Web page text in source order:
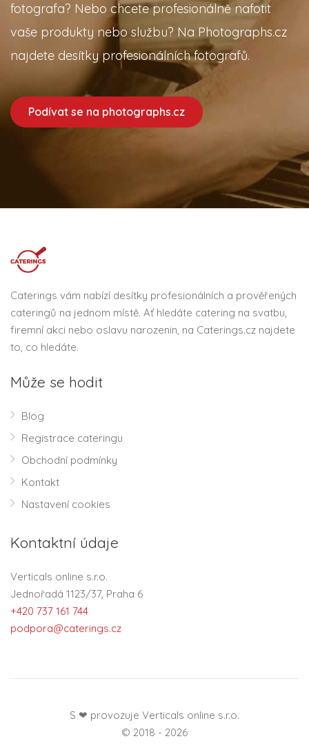
fotografa? Nebo chcete profesionálně nafotit
vaše produkty nebo službu? Na Photographs.cz
najdete desítky profesionálních fotografů.
Podívat se na photographs.cz
Caterings vám nabízí desítky profesionálních a prověřených
cateringů na jednom místě. Ať hledáte catering na svatbu,
firemní akci nebo oslavu narozenin, na Caterings.cz najdete
to, co hledáte.
Může se hodit
Blog
Registrace cateringu
Obchodní podmínky
Kontakt
Nastavení cookies
Kontaktní údaje
Verticals online s.r.o.
Jednořadá 1123/37, Praha 6
+420 737 161 744
podpora@caterings.cz
S ❤ provozuje Verticals online s.r.o.
© 2018 - 2026